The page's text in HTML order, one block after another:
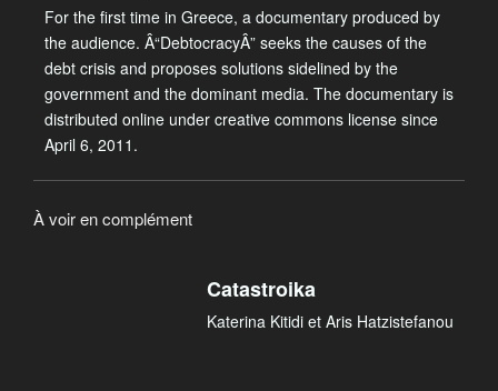
For the first time in Greece, a documentary produced by
the audience. Â“DebtocracyÂ” seeks the causes of the
debt crisis and proposes solutions sidelined by the
government and the dominant media. The documentary is
distributed online under creative commons license since
April 6, 2011.
À voir en complément
Catastroika
Katerina Kitidi et Aris Hatzistefanou